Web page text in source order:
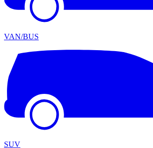
VAN/BUS
SUV